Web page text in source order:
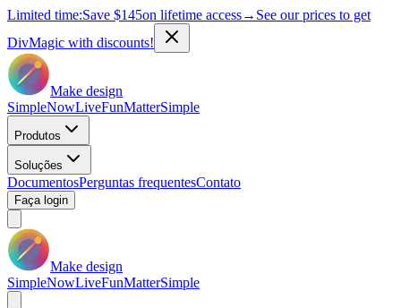
Limited time:Save $145on lifetime access→ See our prices to get
DivMagic with discounts!
Make design
SimpleNowLiveFunMatterSimple
Produtos
Soluções
DocumentosPerguntas frequentesContato
Faça login
Make design
SimpleNowLiveFunMatterSimple